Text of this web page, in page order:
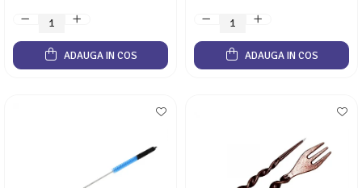
ADAUGA IN COS ADAUGA IN COS